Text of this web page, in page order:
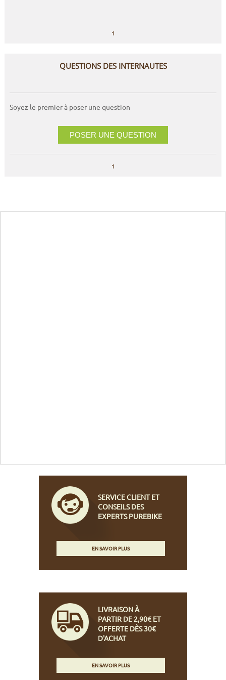
1
QUESTIONS DES INTERNAUTES
Soyez le premier à poser une question
POSER UNE QUESTION
1
SERVICE CLIENT ET
CONSEILS DES
EXPERTS PUREBIKE
EN SAVOIR PLUS
LIVRAISON À
PARTIR DE 2,90€ ET
OFFERTE DÈS 30€
D'ACHAT
EN SAVOIR PLUS